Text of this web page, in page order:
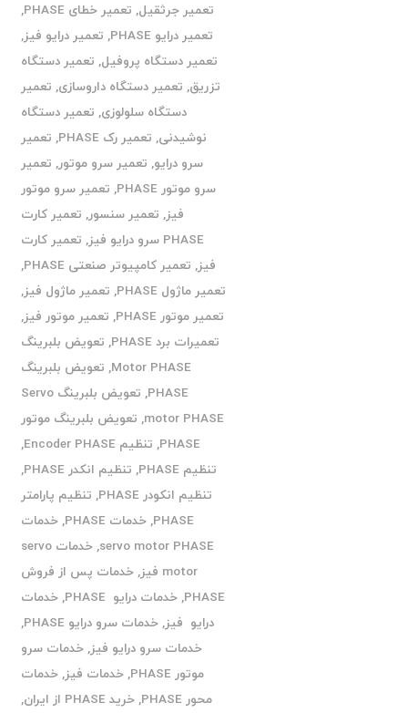
تعمیر جرثقیل, تعمیر خطای PHASE
,
تعمیر درایو PHASE
, تعمیر درایو فیز,
تعمیر دستگاه پروفیل, تعمیر دستگاه
تزریق, تعمیر دستگاه داروسازی, تعمیر
دستگاه سلولوزی, تعمیر دستگاه
نوشیدنی, تعمیر رک PHASE , تعمیر
سرو درایو, تعمیر سرو موتور, تعمیر
سرو موتور PHASE
, تعمیر سرو موتور
فیز, تعمیر سنسور, تعمیر کارت
PHASE سرو درایو فیز
, تعمیر کارت
فیز, تعمیر کامپیوتر صنعتی PHASE
,
تعمیر ماژول PHASE
, تعمیر ماژول فیز,
تعمیر موتور PHASE
, تعمیر موتور فیز,
تعمیرات برد PHASE
, تعویض بلبرینگ
Motor PHASE
, تعویض بلبرینگ
PHASE
,
تعویض بلبرینگ Servo
motor PHASE
, تعویض بلبرینگ موتور
PHASE
, تنظیم Encoder PHASE
,
تنظیم PHASE
, تنظیم انکدر PHASE
,
تنظیم انکودر PHASE
, تنظیم پارامتر
PHASE
,خدمات PHASE ,خدمات
servo motor PHASE
,
خدمات servo
motor فیز
,خدمات پس از فروش
PHASE
,خدمات درایو PHASE ,خدمات
درایو فیز,خدمات سرو درایو PHASE
,
خدمات سرو درایو فیز,خدمات سرو
موتور PHASE
,خدمات فیز,خدمات
محور PHASE
,خرید PHASE از ایران ,